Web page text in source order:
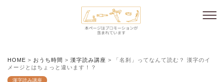
HOME > おうち時間 > 漢字読み講座 >
「名刹」ってなんて読む？ 漢字のイ
メージとはちょっと違います！？
漢字読み講座